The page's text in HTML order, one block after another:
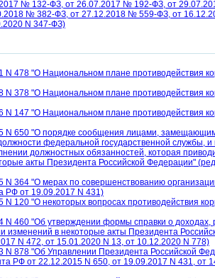
№ 132-ФЗ, от 26.07.2017 № 192-ФЗ, от
№ 382-ФЗ, от 27.12.2018 № 559-ФЗ, от
N 347-ФЗ)
N 478 "О Национальном плане противодействия
N 378 "О Национальном плане противодействия
147 "О Национальном плане противодействия
N 650 "О порядке сообщения лицами,
федеральной государственной службы,
должностных обязанностей, которая
акты Президента Российской Федерации"
364 "О мерах по совершенствованию
РФ от 19.09.2017 N 431)
120 "О некоторых вопросах противодействия
460 "Об утверждении формы справки о доходах,
изменений в некоторые акты Президента
N 472, от 15.01.2020 N 13, от 10.12.2020 N 778)
N 878 "Об Управлении Президента Российской
РФ от 22.12.2015 N 650, от 19.09.2017 N 431, от